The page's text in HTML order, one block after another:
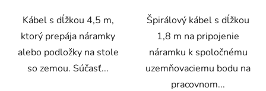
Kábel s dĺžkou 4,5 m,
ktorý prepája náramky
alebo podložky na stole
so zemou. Súčasť...
Špirálový kábel s dĺžkou
1,8 m na pripojenie
náramku k spoločnému
uzemňovaciemu bodu na
pracovnom...